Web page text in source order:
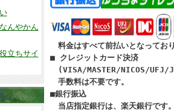
んやかん
立ちサイ
料金はすべて前払いとなってお
■ クレジットカード決済
(VISA/MASTER/NICOS/
手数料は不要です。
■銀行振込
当店指定銀行は、楽天銀行です